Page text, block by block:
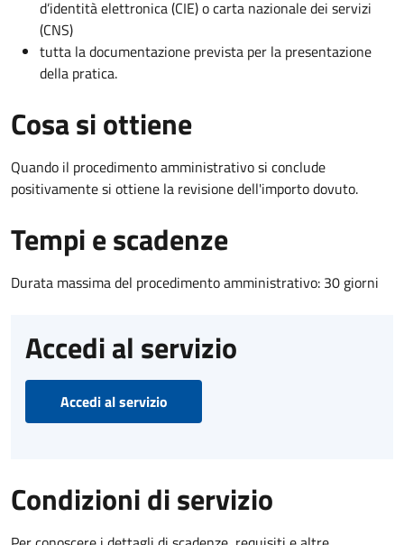
d’identità elettronica (CIE) o carta nazionale dei servizi
(CNS)
tutta la documentazione prevista per la presentazione
della pratica.
Cosa si ottiene
Quando il procedimento amministrativo si conclude
positivamente si ottiene la revisione dell'importo dovuto.
Tempi e scadenze
Durata massima del procedimento amministrativo: 30 giorni
Accedi al servizio
Accedi al servizio
Condizioni di servizio